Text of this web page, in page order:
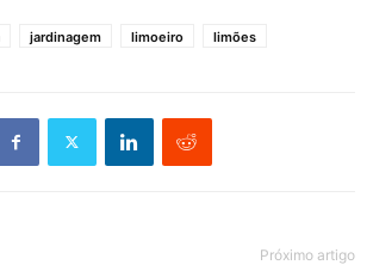
jardinagem limoeiro limões
Próximo artigo